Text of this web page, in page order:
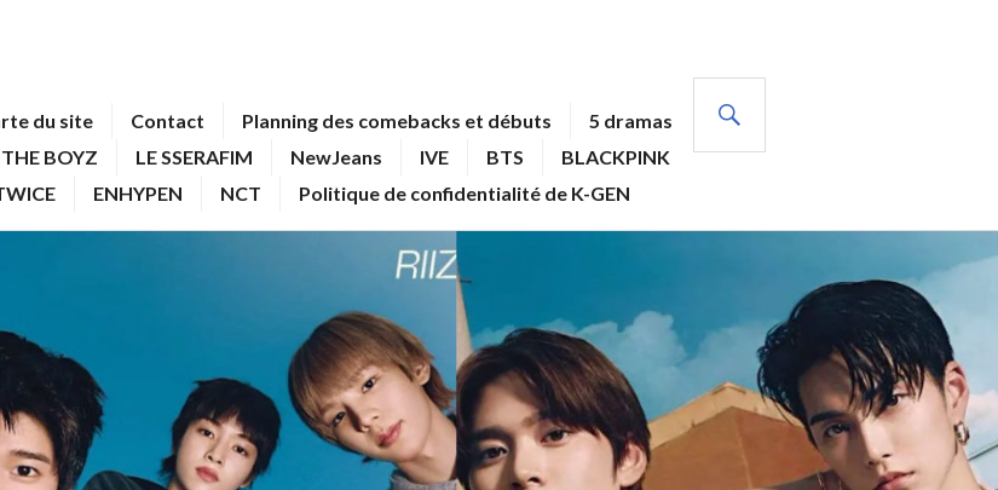
du site Contact Planning des comebacks et débuts
5 dramas
THE BOYZ LE SSERAFIM NewJeans IVE BTS
BLACKPINK
ENHYPEN NCT Politique de confidentialité de K-GEN